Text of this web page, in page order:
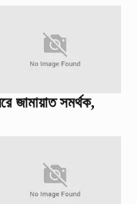
জামায়াত সমর্থক,